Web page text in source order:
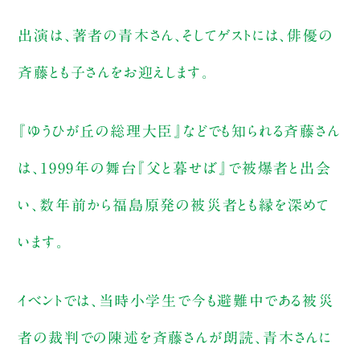
出演は、著者の青木さん、そしてゲストには、俳優の
斉藤とも子さんをお迎えします。
『ゆうひが丘の総理大臣』などでも知られる斉藤さん
は、1999年の舞台『父と暮せば』で被爆者と出会
い、数年前から福島原発の被災者とも縁を深めて
います。
イベントでは、当時小学生で今も避難中である被災
者の裁判での陳述を斉藤さんが朗読、青木さんに